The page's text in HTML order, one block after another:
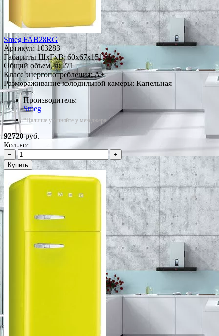
Smeg FAB28RG
Артикул:103283
Габариты ШxГxВ: 60x67x151
Общий объем, л: 271
Класс энергопотребления: A+
Размораживание холодильной камеры: Капельная
Производитель:
Smeg
*Наличие уточняйте у менеджера
92720руб.
Кол-во:
−
+
Купить